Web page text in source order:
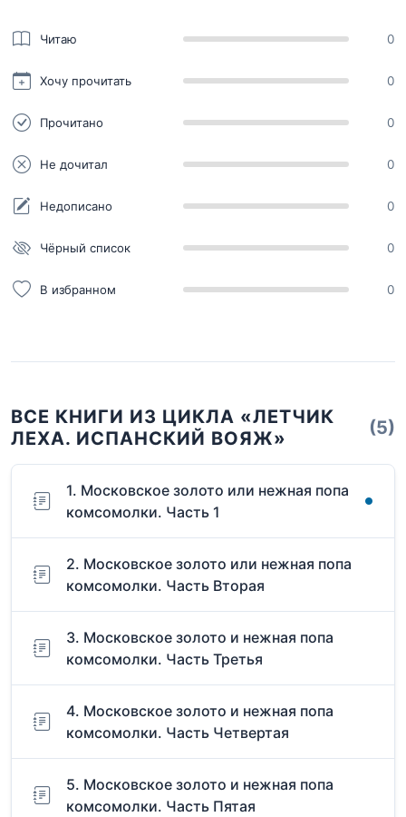
Читаю 0
Хочу прочитать 0
Прочитано 0
Не дочитал 0
Недописано 0
Чёрный список 0
В избранном 0
ВСЕ КНИГИ ИЗ ЦИКЛА «ЛЕТЧИК
ЛЕХА. ИСПАНСКИЙ ВОЯЖ»
(5)
1. Московское золото или нежная попа
комсомолки. Часть 1
2. Московское золото или нежная попа
комсомолки. Часть Вторая
3. Московское золото и нежная попа
комсомолки. Часть Третья
4. Московское золото и нежная попа
комсомолки. Часть Четвертая
5. Московское золото и нежная попа
комсомолки. Часть Пятая